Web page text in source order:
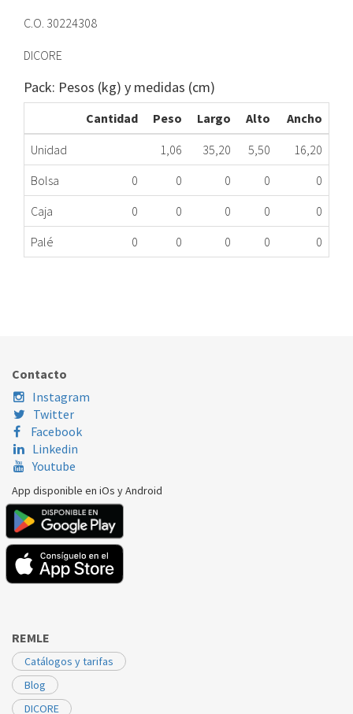
C.O. 30224308
DICORE
Pack: Pesos (kg) y medidas (cm)
Cantidad Peso Largo Alto
Ancho
Unidad
1,06 35,20 5,50
16,20
Bolsa
0 0 0 0
0
Caja
0 0 0 0
0
Palé
0 0 0 0 0
Contacto
Instagram
Twitter
Facebook
Linkedin
Youtube
App disponible en iOs y Android
REMLE
Catálogos y tarifas
Blog
DICORE